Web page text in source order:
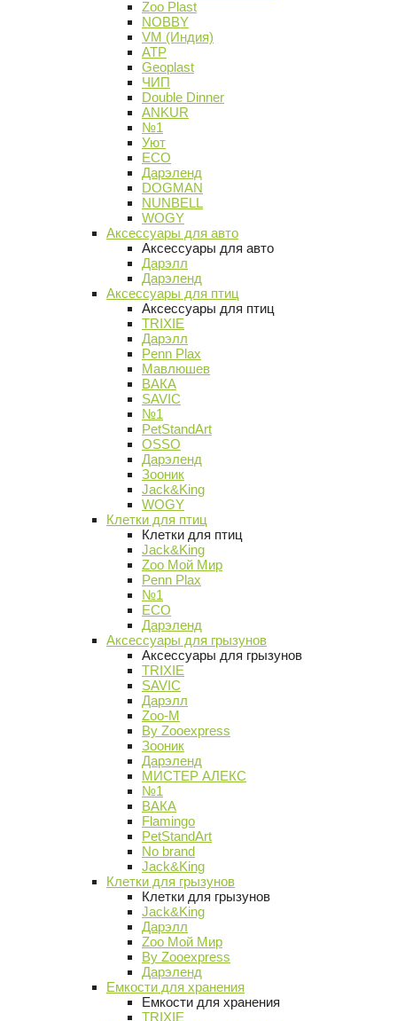
Zoo Plast
NOBBY
VM (Индия)
АТР
Geoplast
ЧИП
Double Dinner
ANKUR
№1
Уют
ECO
Дарэленд
DOGMAN
NUNBELL
WOGY
Аксессуары для авто
Аксессуары для авто
Дарэлл
Дарэленд
Аксессуары для птиц
Аксессуары для птиц
TRIXIE
Дарэлл
Penn Plax
Мавлюшев
ВАКА
SAVIC
№1
PetStandArt
OSSO
Дарэленд
Зооник
Jack&King
WOGY
Клетки для птиц
Клетки для птиц
Jack&King
Zoo Мой Мир
Penn Plax
№1
ECO
Дарэленд
Аксессуары для грызунов
Аксессуары для грызунов
TRIXIE
SAVIC
Дарэлл
Zoo-M
By Zooexpress
Зооник
Дарэленд
МИСТЕР АЛЕКС
№1
ВАКА
Flamingo
PetStandArt
No brand
Jack&King
Клетки для грызунов
Клетки для грызунов
Jack&King
Дарэлл
Zoo Мой Мир
By Zooexpress
Дарэленд
Емкости для хранения
Емкости для хранения
TRIXIE